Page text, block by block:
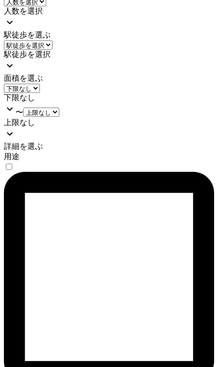
人数を選択
駅徒歩を選ぶ
駅徒歩を選択
面積を選ぶ
下限なし
〜
上限なし
詳細を選ぶ
用途